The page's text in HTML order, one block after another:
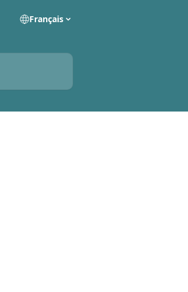
Français